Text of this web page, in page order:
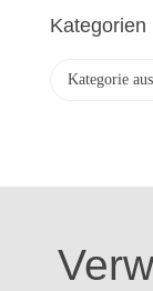
h
Kategorien
o